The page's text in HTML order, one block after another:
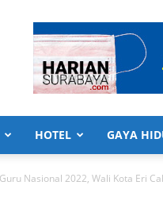
HOTEL GAYA
Nasional 2022, Wali Kota Eri